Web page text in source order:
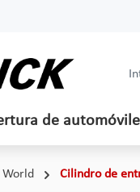
de
Cilindro de